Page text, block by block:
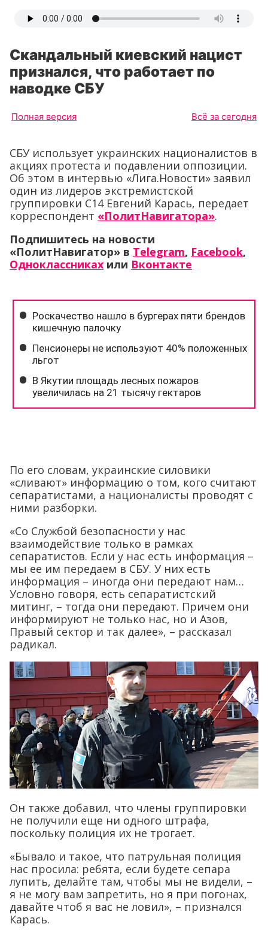
Скандальный киевский нацист
признался, что работает по
наводке СБУ
Полная версия Всё за сегодня
СБУ использует украинских националистов в
акциях протеста и подавлении оппозиции.
Об этом в интервью «Лига.Новости» заявил
один из лидеров экстремистской
группировки С14 Евгений Карась, передает
корреспондент «ПолитНавигатора».
Подпишитесь на новости
«ПолитНавигатор» в Telegram, Facebook,
Одноклассниках или Вконтакте
По его словам, украинские силовики
«сливают» информацию о том, кого считают
сепаратистами, а националисты проводят с
ними разборки.
«Со Службой безопасности у нас
взаимодействие только в рамках
сепаратистов. Если у нас есть информация –
мы ее им передаем в СБУ. У них есть
информация – иногда они передают нам…
Условно говоря, есть сепаратистский
митинг, – тогда они передают. Причем они
информируют не только нас, но и Азов,
Правый сектор и так далее», – рассказал
радикал.
Он также добавил, что члены группировки
не получили еще ни одного штрафа,
поскольку полиция их не трогает.
«Бывало и такое, что патрульная полиция
нас просила: ребята, если будете сепара
лупить, делайте там, чтобы мы не видели, –
я не могу вам запретить, но я при погонах,
давайте чтоб я вас не ловил», – признался
Карась.